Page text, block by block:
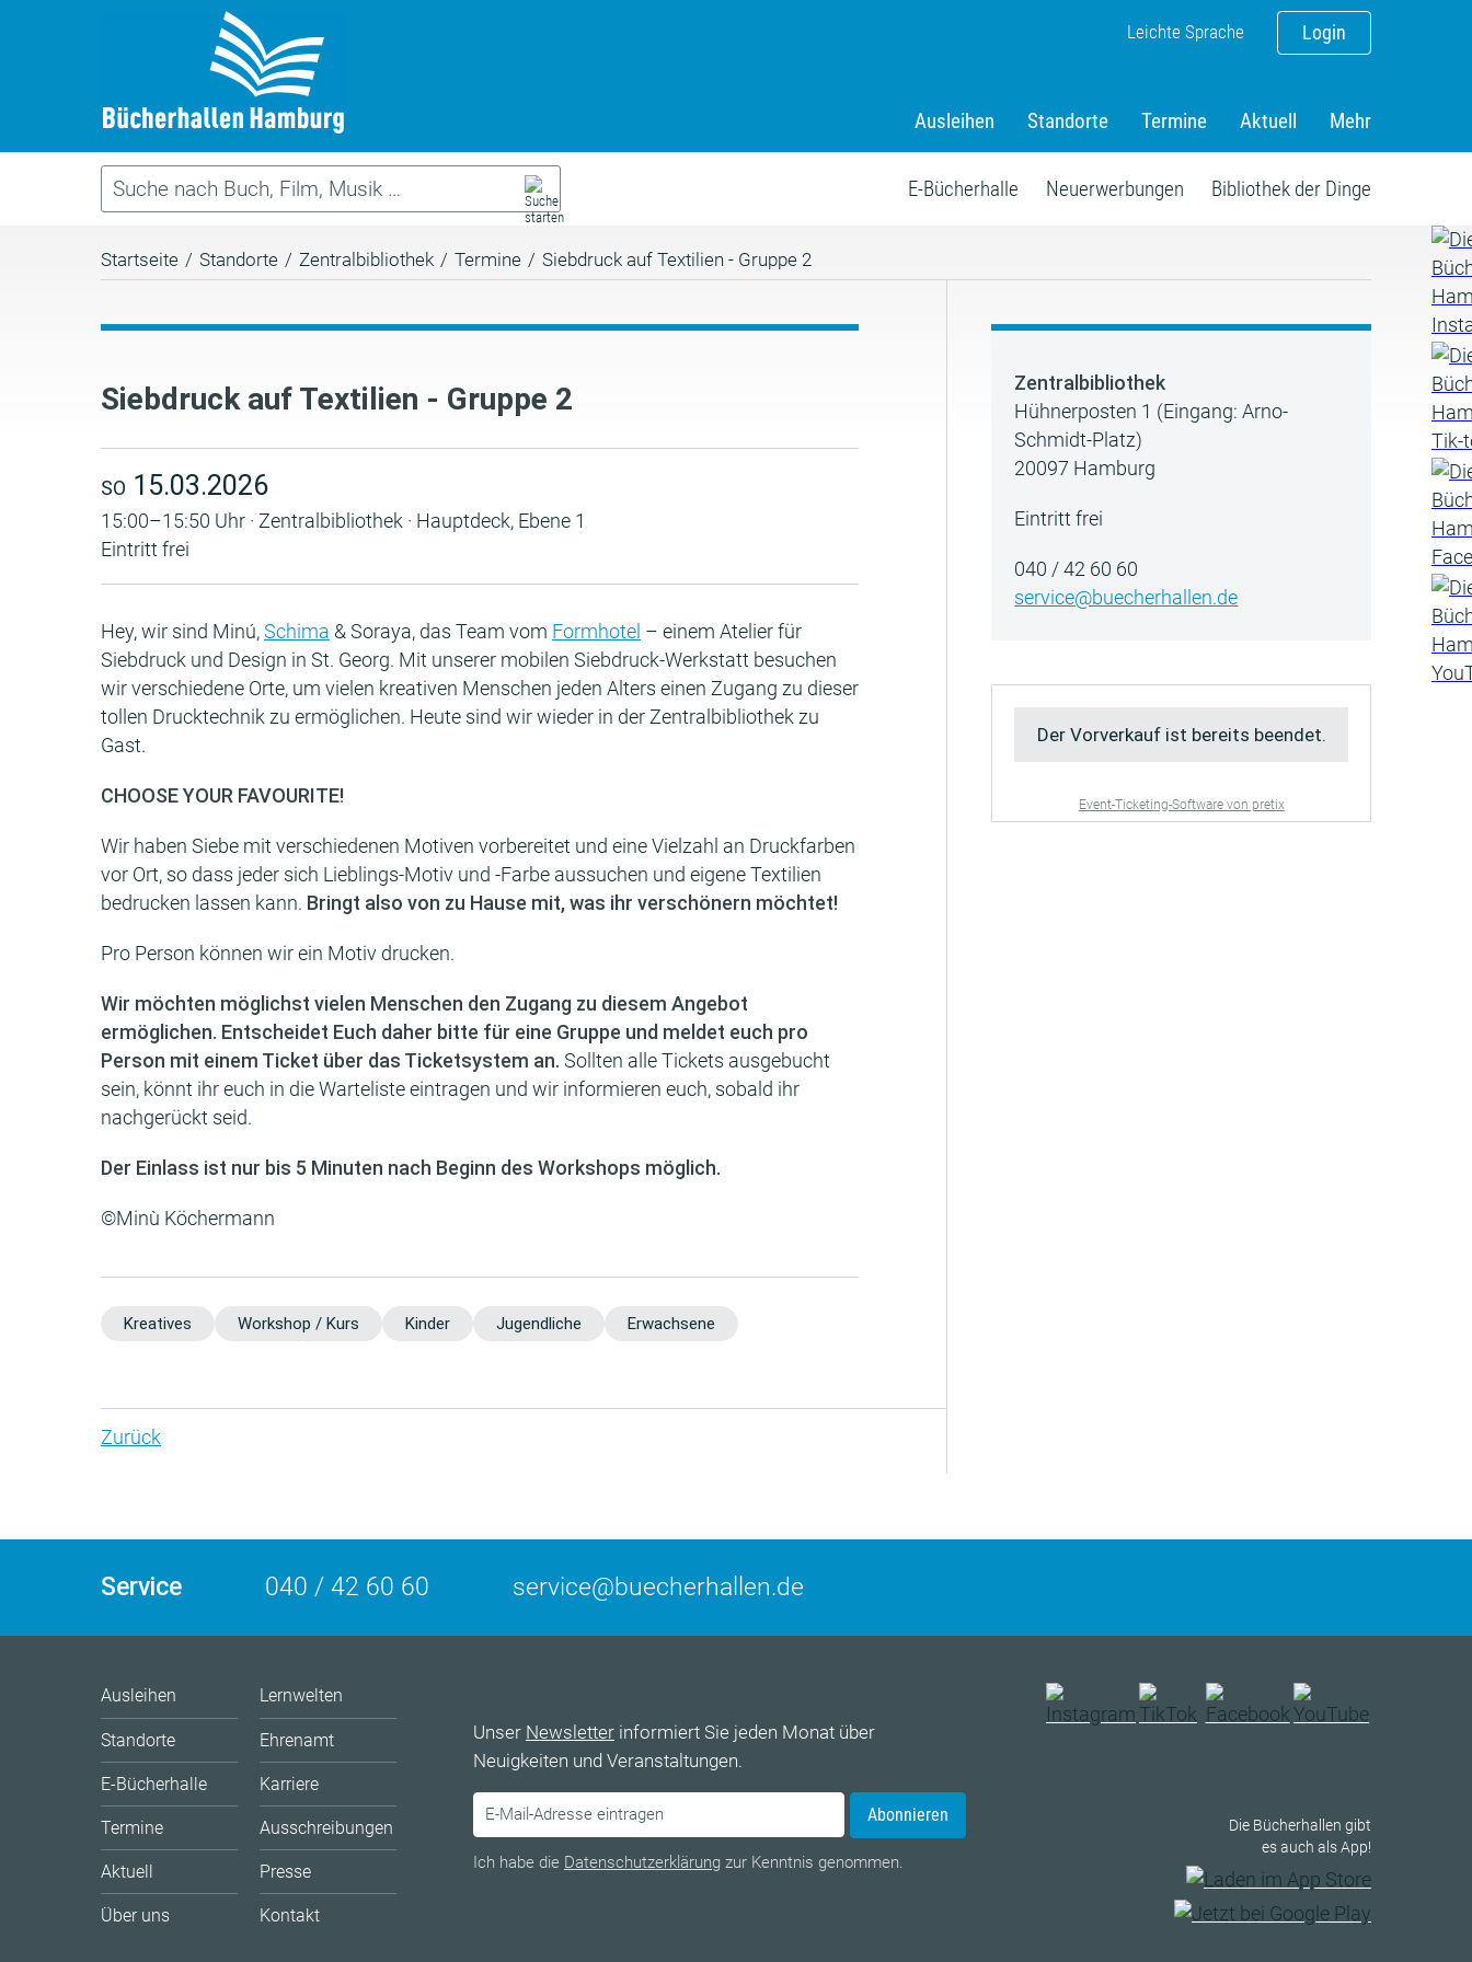
Login
Leichte Sprache
Ausleihen Standorte Termine Aktuell Mehr
E-Bücherhalle Neuerwerbungen Bibliothek der Dinge
Startseite / Standorte / Zentralbibliothek / Termine / Siebdruck auf Textilien - Gruppe 2
Siebdruck auf Textilien - Gruppe 2
SO 15.03.2026
15:00–15:50 Uhr · Zentralbibliothek · Hauptdeck, Ebene 1
Eintritt frei
Hey, wir sind Minú,Schima & Soraya, das Team vom Formhotel – einem Atelier für
Siebdruck und Design in St. Georg. Mit unserer mobilen Siebdruck-Werkstatt besuchen
wir verschiedene Orte, um vielen kreativen Menschen jeden Alters einen Zugang zu dieser
tollen Drucktechnik zu ermöglichen. Heute sind wir wieder in der Zentralbibliothek zu
Gast.
CHOOSE YOUR FAVOURITE!
Wir haben Siebe mit verschiedenen Motiven vorbereitet und eine Vielzahl an Druckfarben
vor Ort, so dass jeder sich Lieblings-Motiv und -Farbe aussuchen und eigene Textilien
bedrucken lassen kann. Bringt also von zu Hause mit, was ihr verschönern möchtet!
Pro Person können wir ein Motiv drucken.
Wir möchten möglichst vielen Menschen den Zugang zu diesem Angebot
ermöglichen. Entscheidet Euch daher bitte für eine Gruppe und meldet euch pro
Person mit einem Ticket über das Ticketsystem an. Sollten alle Tickets ausgebucht
sein, könnt ihr euch in die Warteliste eintragen und wir informieren euch, sobald ihr
nachgerückt seid.
Der Einlass ist nur bis 5 Minuten nach Beginn des Workshops möglich.
©Minù Köchermann
Kreatives Workshop / Kurs Kinder Jugendliche Erwachsene
Zurück
Zentralbibliothek
Hühnerposten 1 (Eingang: Arno-
Schmidt-Platz)
20097 Hamburg
Eintritt frei
040 / 42 60 60
service@buecherhallen.de
Der Vorverkauf ist bereits beendet.
Event-Ticketing-Software von pretix
Service 040 / 42 60 60 service@buecherhallen.de
Ausleihen
Standorte
E-Bücherhalle
Termine
Aktuell
Über uns
Lernwelten
Ehrenamt
Karriere
Ausschreibungen
Presse
Kontakt
Unser Newsletter informiert Sie jeden Monat über
Neuigkeiten und Veranstaltungen.
Abonnieren
Ich habe die Datenschutzerklärung zur Kenntnis genommen.
Die Bücherhallen gibt
es auch als App!